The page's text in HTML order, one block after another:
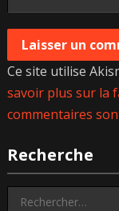
Ce site utilise
savoir plus sur la
commentaires
Recherche
Rechercher :